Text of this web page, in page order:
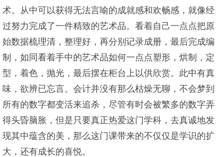
术。从中可以获得无法言喻的成就感和欢畅感，就像经
过努力完成了一件精致的艺术品。看着自己一点点把原
始数据梳理清，整理好，再分别记录成册，最后完成编
制，如同看着手中的艺术品如何一点点塑形，烘制，定
型，着色，抛光，最后摆在柜台上以供欣赏。此中有真
味，欲辨已忘言。会计并没有那么枯燥无聊，不会梦到
所有的数字都变活来追杀，尽管有时会被繁多的数字弄
得头昏脑胀，但是只要真正热爱这门学科，去真诚地发
现其中蕴含的美，那么这门课带来的不仅仅是学识的扩
大，还有成长的喜悦。